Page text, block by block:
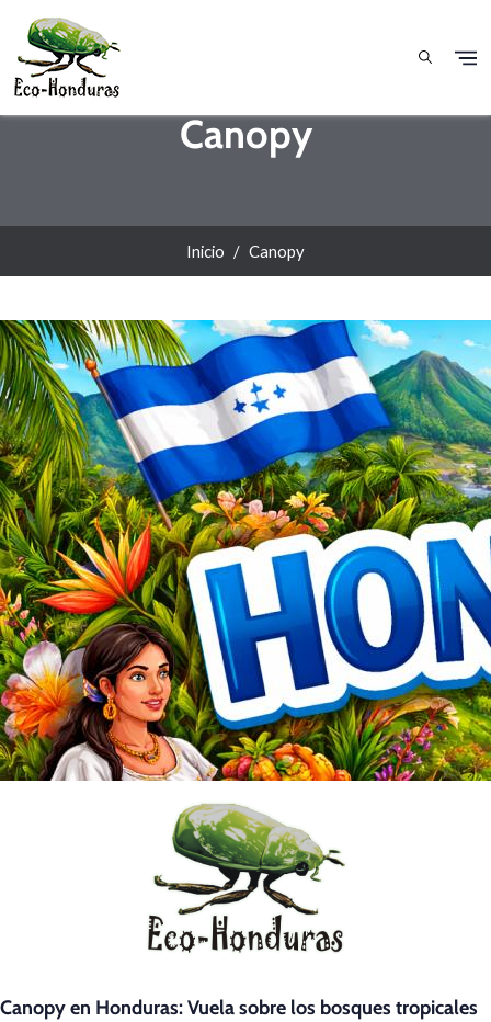
Canopy
Inicio Canopy
Canopy en Honduras: Vuela sobre los bosques tropicales